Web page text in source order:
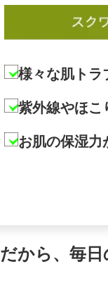
様々な肌トラ
紫外線やほこ
お肌の保湿力
だから、毎